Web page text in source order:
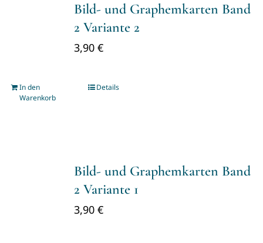
Bild- und Graphemkarten Band
2 Variante 2
3,90 €
In den
Warenkorb
Details
Bild- und Graphemkarten Band
2 Variante 1
3,90 €